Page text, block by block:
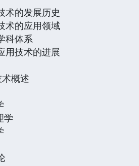
术的发展历史
术的应用领域
科体系
用技术的进展
概述
学